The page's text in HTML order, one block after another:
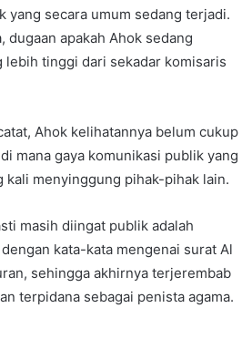
yang secara umum sedang terjadi.
dugaan apakah Ahok sedang
lebih tinggi dari sekadar komisaris
Ahok kelihatannya belum cukup
mana gaya komunikasi publik yang
kali menyinggung pihak-pihak lain.
masih diingat publik adalah
kata-kata mengenai surat Al
sehingga akhirnya terjerembab
terpidana sebagai penista agama.